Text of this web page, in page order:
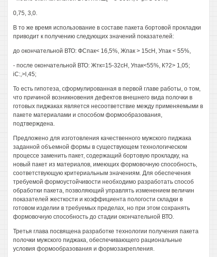
0,75, 3,0.
В то же время использование в составе пакета бортовой прокладки
приводит к получению следующих значений показателей:
до окончательной ВТО: ФСпак< 16,5%, Жпак > 15сН, Упак < 55%,
- после окончательной ВТО: Жтк=15-32сН, Упак<55%, К?2> 1,05;
iC:,>l,45;
То есть гипотеза, сформулированная в первой главе работы, о том,
что причиной возникновения дефектов внешнего вида полочки в
готовых пиджаках является несоответствие между применяемыми в
пакете материалами и способом формообразования,
подтверждена.
Предложено для изготовления качественного мужского пиджака
заданной объемной формы в существующем технологическом
процессе заменить пакет, содержащий бортовую прокладку, на
новый пакет из материалов, имеющих формовочную способность,
соответствующую критериальным значениям. Для обеспечения
требуемой формоустойчивости необходимо разработать способ
обработки пакета, позволяющий управлять изменением величин
показателей жесткости и коэффициента пологости складки в
готовом изделии в требуемых пределах, но при этом сохранять
формовочную способность до стадии окончательной ВТО.
Третья глава посвящена разработке технологии получения пакета
полочки мужского пиджака, обеспечивающего рациональные
условия формообразования и формозакрепления.